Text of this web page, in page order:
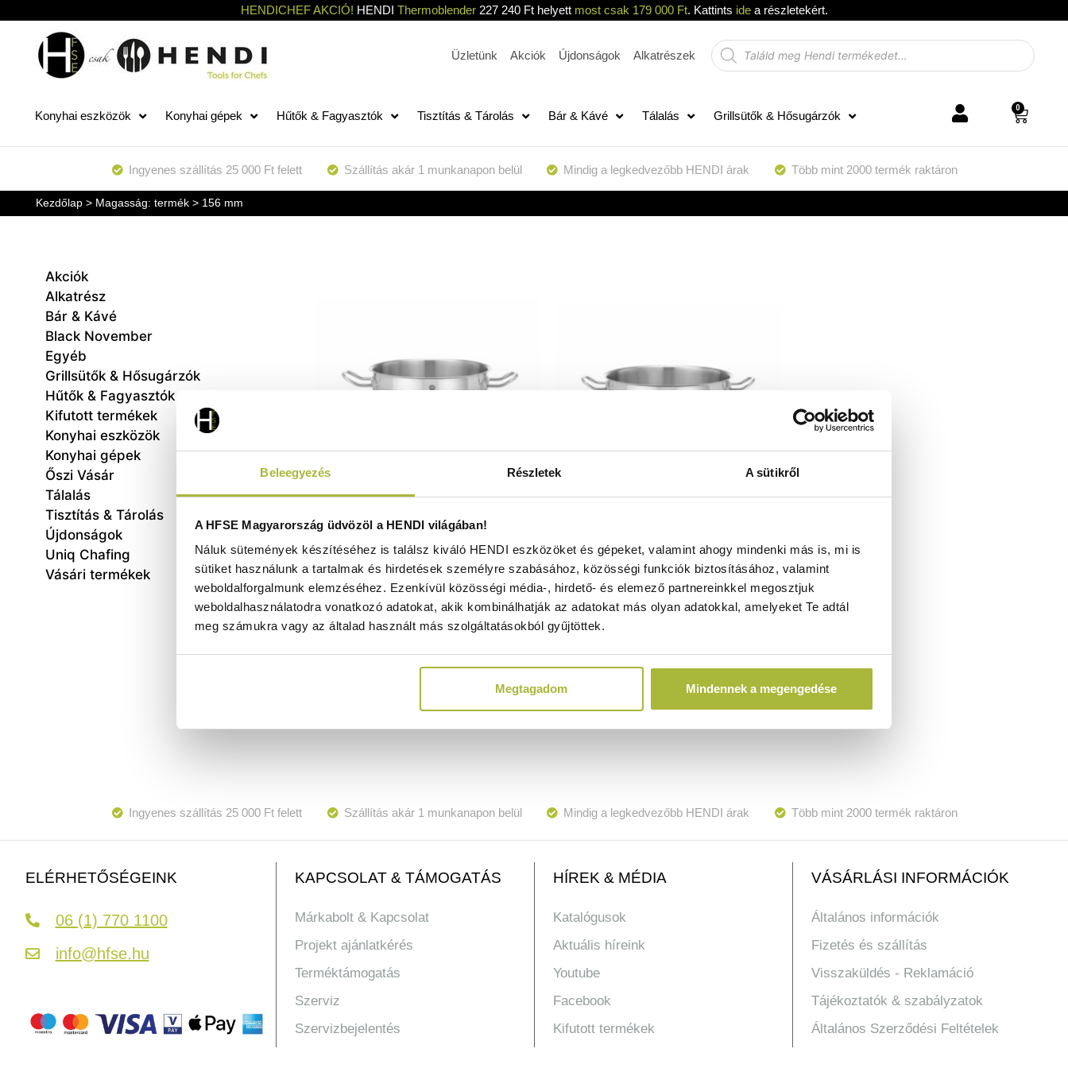
Beleegyezés Részletek A sütikről
A HFSE Magyarország üdvözöl a HENDI világában!
Náluk sütemények készítéséhez is találsz kiváló HENDI eszközöket és gépeket, valamint ahogy mindenki más is, mi is
sütiket használunk a tartalmak és hirdetések személyre szabásához, közösségi funkciók biztosításához, valamint
weboldalforgalmunk elemzéséhez. Ezenkívül közösségi média-, hirdető- és elemező partnereinkkel megosztjuk
weboldalhasználatodra vonatkozó adatokat, akik kombinálhatják az adatokat más olyan adatokkal, amelyeket Te adtál
meg számukra vagy az általad használt más szolgáltatásokból gyűjtöttek.
Megtagadom Mindennek a megengedése
HENDICHEF AKCIÓ! HENDI Thermoblender227 240 Ft helyett most csak 179 000 Ft. Kattints idea részletekért.
Üzletünk Akciók Újdonságok Alkatrészek
Konyhai eszközök Konyhai gépek Hűtők & Fagyasztók Tisztítás & Tárolás Bár & Kávé Tálalás Grillsütők & Hősugárzók
0
Ingyenes szállítás 25 000 Ft felett Szállítás akár 1 munkanapon belül Mindig a legkedvezőbb HENDI árak Több mint 2000 termék raktáron
Kezdőlap> Magasság: termék > 156 mm
Akciók
Alkatrész
Bár & Kávé
Black November
Egyéb
Grillsütők & Hősugárzók
Hűtők & Fagyasztók
Kifutott termékek
Konyhai eszközök
Konyhai gépek
Őszi Vásár
Tálalás
Tisztítás & Tárolás
Újdonságok
Uniq Chafing
Vásári termékek
Közepes méretű főzőedény – fedél
nélkül – Profi Line – 6,7L –
⌀240x(H)156mm - HENDI 830321
Raktáron
12.677Ft+ ÁFA)
HENDI 830185
Raktáron
(18.512Ft+ ÁFA)
Ingyenes szállítás 25 000 Ft felett Szállítás akár 1 munkanapon belül Mindig a legkedvezőbb HENDI árak Több mint 2000 termék raktáron
ELÉRHETŐSÉGEINK
06 (1) 770 1100
info@hfse.hu
KAPCSOLAT & TÁMOGATÁS
Márkabolt & Kapcsolat
Projekt ajánlatkérés
Terméktámogatás
Szerviz
Szervizbejelentés
HÍREK & MÉDIA
Katalógusok
Aktuális híreink
Youtube
Facebook
Kifutott termékek
VÁSÁRLÁSI INFORMÁCIÓK
Általános információk
Fizetés és szállítás
Visszaküldés - Reklamáció
Tájékoztatók & szabályzatok
Általános Szerződési Feltételek